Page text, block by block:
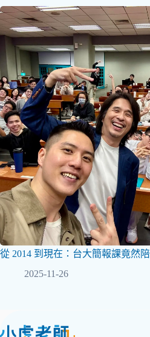
從 2014 到現在：台大簡報課竟然
2025-11-26